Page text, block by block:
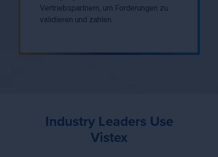
Vertriebspartnern, um Forderungen zu
validieren und zahlen.
Industry Leaders Use
Vistex